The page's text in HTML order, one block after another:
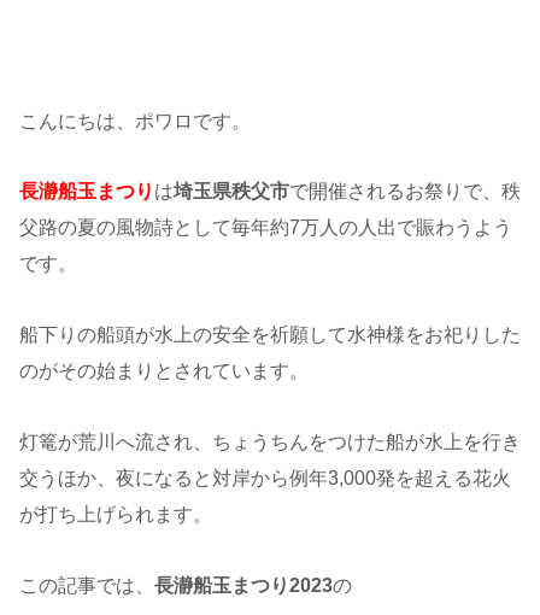
こんにちは、ポワロです。
長瀞船玉まつり は埼玉県秩父市で開催されるお祭りで、秩
父路の夏の風物詩として毎年約7万人の人出で賑わうよう
です。
船下りの船頭が水上の安全を祈願して水神様をお祀りした
のがその始まりとされています。
灯篭が荒川へ流され、ちょうちんをつけた船が水上を行き
交うほか、夜になると対岸から例年3,000発を超える花火
が打ち上げられます。
この記事では、 長瀞船玉まつり2023の